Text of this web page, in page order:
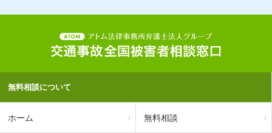
無料相談について
ホーム 無料相談